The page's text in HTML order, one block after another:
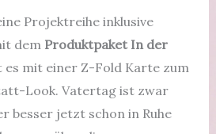
Projektreihe inklusive
dem Produktpaket In der
es mit einer Z-Fold Karte zum
Look. Vatertag ist zwar
besser jetzt schon in Ruhe